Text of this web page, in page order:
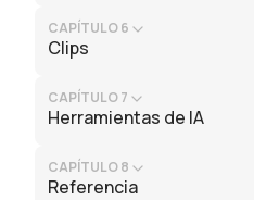
CAPÍTULO 6
Clips
CAPÍTULO 7
Herramientas de IA
CAPÍTULO 8
Referencia